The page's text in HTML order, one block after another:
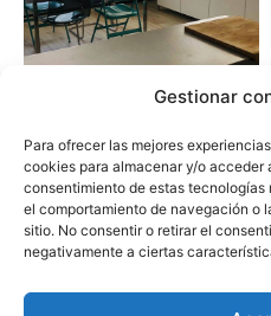
Gestionar
Para ofrecer las mejores
cookies para almacenar y/o acceder
consentimiento de estas
el comportamiento de navegación o
sitio. No consentir o retirar el
negativamente a ciertas